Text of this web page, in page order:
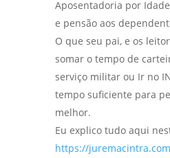
Aposentadoria por
e pensão aos
O que seu pai, e os
somar o tempo de
serviço militar ou Ir no
tempo suficiente para
melhor.
Eu explico tudo aqui
https://